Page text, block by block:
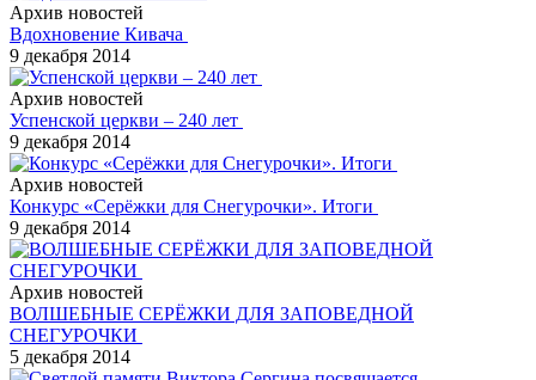
Архив новостей
Вдохновение Кивача
9 декабря 2014
Архив новостей
Успенской церкви – 240 лет
9 декабря 2014
Архив новостей
Конкурс «Серёжки для Снегурочки». Итоги
9 декабря 2014
Архив новостей
ВОЛШЕБНЫЕ СЕРЁЖКИ ДЛЯ ЗАПОВЕДНОЙ
СНЕГУРОЧКИ
5 декабря 2014